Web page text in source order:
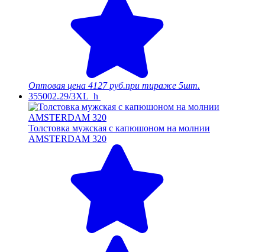
Оптовая цена 4127 руб.при тираже 5шт.
355002.29/3XL_h
Толстовка мужская с капюшоном на молнии
AMSTERDAM 320